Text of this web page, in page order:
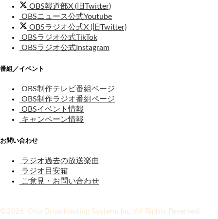
OBS報道部X (旧Twitter)
OBSニュース公式Youtube
OBSラジオ公式X (旧Twitter)
OBSラジオ公式TikTok
OBSラジオ公式Instagram
番組／イベント
OBS制作テレビ番組ページ
OBS制作ラジオ番組ページ
OBSイベント情報
キャンペーン情報
お問い合わせ
ラジオ過去の放送楽曲
ラジオ目安箱
ご意見・お問い合わせ
©2026 Oita Broadcasting System, Inc. All Rights Reserved.